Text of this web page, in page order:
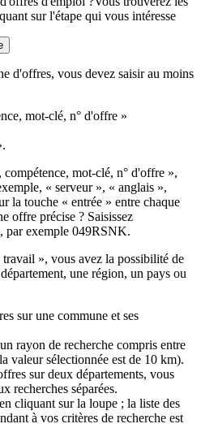
sur l'étape qui vous intéresse
d'offres, vous devez saisir au moins
mot-clé, n° d'offre »
mot-clé, n° d'offre »,
« serveur », « anglais »,
la touche « entrée » entre chaque
offre précise ? Saisissez
par exemple 049RSNK.
», vous avez la possibilité de
une région, un pays ou
sur une commune et ses
rayon de recherche compris entre
valeur sélectionnée est de 10 km).
sur deux départements, vous
recherches séparées.
cliquant sur la loupe ; la liste des
à vos critères de recherche est